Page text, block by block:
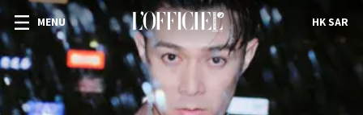
MENU HK SAR